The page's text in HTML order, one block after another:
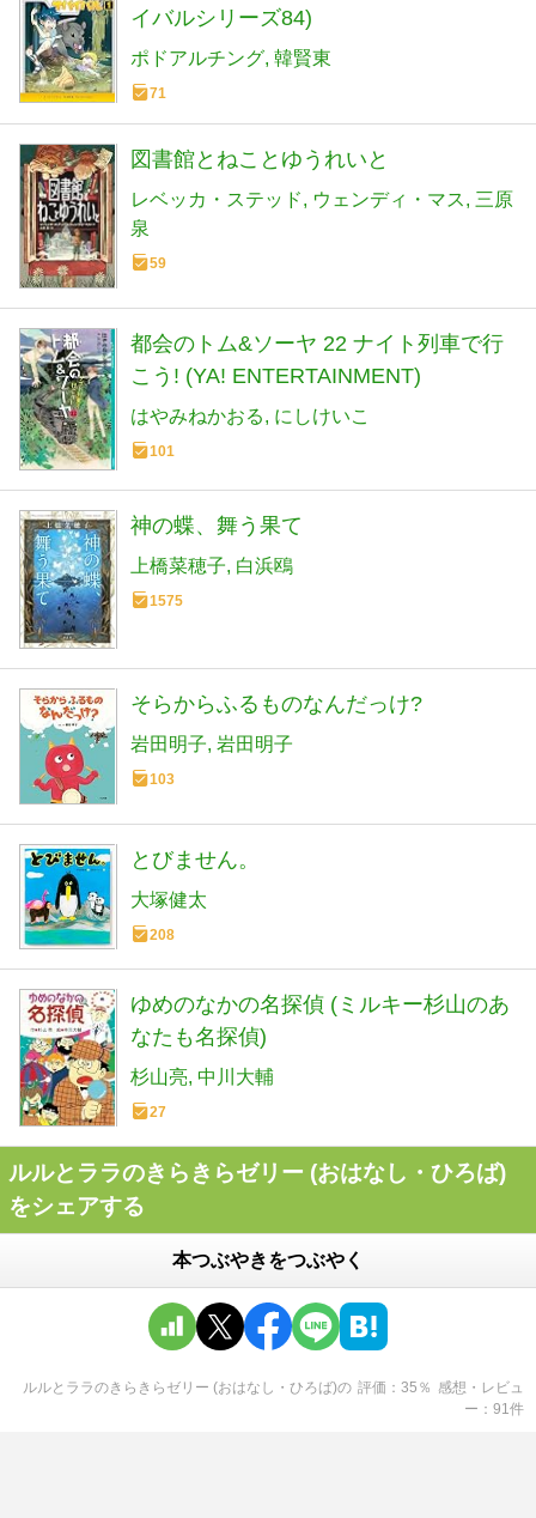
イバルシリーズ84)
ポドアルチング 韓賢東
71
図書館とねことゆうれいと
レベッカ・ステッド ウェンディ・マス
三原
泉
59
都会のトム&ソーヤ 22 ナイト列車で行
こう! (YA! ENTERTAINMENT)
はやみねかおる にしけいこ
101
神の蝶、舞う果て
上橋菜穂子 白浜鴎
1575
そらからふるものなんだっけ?
岩田明子 岩田明子
103
とびません。
大塚健太
208
ゆめのなかの名探偵 (ミルキー杉山のあ
なたも名探偵)
杉山亮 中川大輔
27
ルルとララのきらきらゼリー (おはなし・ひろば)
をシェアする
本つぶやきをつぶやく
ルルとララのきらきらゼリー (おはなし・ひろば)の 評価 35 ％ 感想・レビュ
ー
91件